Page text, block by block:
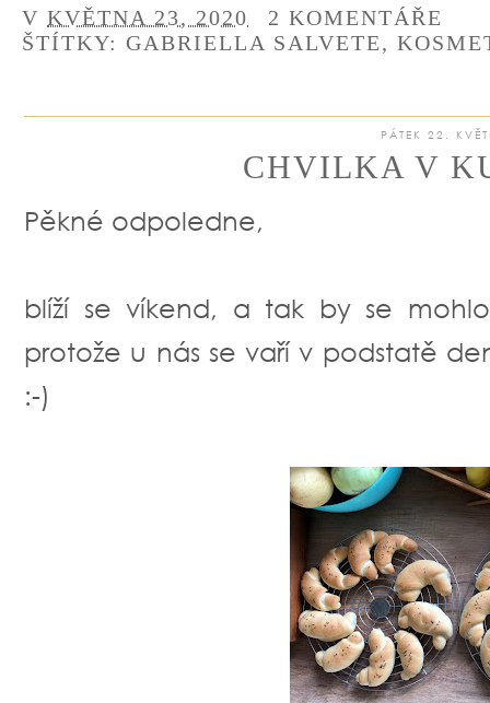
V KVĚTNA 23, 2020
2 KOMENTÁŘE
ŠTÍTKY: GABRIELLA SALVETE,
PÁTEK 22.
CHVILKA V
Pěkné odpoledne,
blíží se víkend, a tak by se
protože u nás se vaří v podstatě
:-)